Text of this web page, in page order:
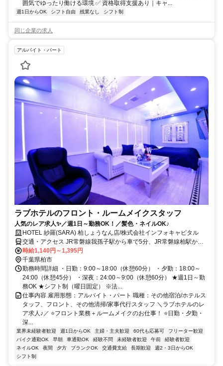
囲気でゆったり働ける環境 ✅ 資格取得支援あり｜キャ...
週1日からOK シフト自由 残業なし シフト制
同じ企業の求人
アルバイト・パート
ラブホテルのフロント・ルームメイクスタッフ
人気のレア求人✨／週1日～勤務OK！／髪色・ネイルOK♪
HOTEL 紗羅(SARA) 柏しょうなん店/株式会社インフォキャピタル
交通・アクセス JR常磐線我孫子駅から車で5分、JR常磐線柏駅から
車で10分
時給1,140円～1,395円
千葉県柏市
勤務時間詳細 ・日勤：9:00～18:00（休憩60分） ・夕勤：18:00～
24:00（休憩45分） ・深夜：24:00～9:00（休憩60分） ★週1日～勤
務OK ★シフト制（曜日固定） ※法...
仕事内容 雇用形態：アルバイト・パート 職種：その他宿泊/ホテルス
タッフ、フロント、その他清掃/家事代行スタッフ ＼ラブホテルのレ
ア求人♪／ ⭐フロント業務＋ルームメイクのお仕事！ ⭐日勤・夕勤・
深...
業界未経験者歓迎 週1日からOK 主婦・主夫歓迎 60代も応募可
フリーター歓迎
バイク通勤OK
早朝 車通勤OK 経験不問 未経験者歓迎 午前
経験者歓迎
ネイルOK
夜間 夕方 ブランクOK 交通費支給 長期歓迎
週2・3日からOK
シフト制